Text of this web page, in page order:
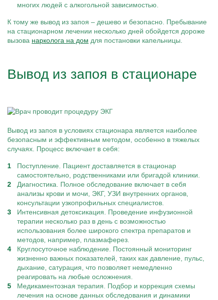
многих людей с алкогольной зависимостью.
К тому же вывод из запоя – дешево и безопасно. Пребывание
на стационарном лечении несколько дней обойдется дороже
вызова нарколога на дом для постановки капельницы.
Вывод из запоя в стационаре
Вывод из запоя в условиях стационара является наиболее
безопасным и эффективным методом, особенно в тяжелых
случаях. Процесс включает в себя:
Поступление. Пациент доставляется в стационар
самостоятельно, родственниками или бригадой клиники.
Диагностика. Полное обследование включает в себя
анализы крови и мочи, ЭКГ, УЗИ внутренних органов,
консультации узкопрофильных специалистов.
Интенсивная детоксикация. Проведение инфузионной
терапии несколько раз в день с возможностью
использования более широкого спектра препаратов и
методов, например, плазмаферез.
Круглосуточное наблюдение. Постоянный мониторинг
жизненно важных показателей, таких как давление, пульс,
дыхание, сатурация, что позволяет немедленно
реагировать на любые осложнения.
Медикаментозная терапия. Подбор и коррекция схемы
лечения на основе данных обследования и динамики